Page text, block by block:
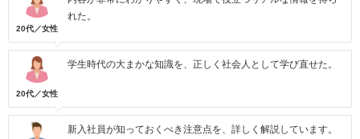
20代／女性
れた。
20代／女性
学生時代の大まかな知識を、正しく社会人として学び直せた。
新入社員が知っておくべき注意点を、詳しく解説しています。